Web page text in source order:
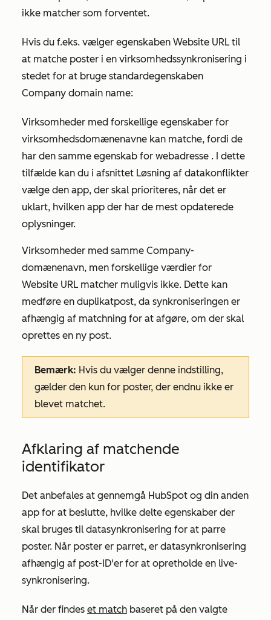
ikke matcher som forventet.
Hvis du f.eks. vælger egenskaben Website URL til
at matche poster i en virksomhedssynkronisering i
stedet for at bruge standardegenskaben
Company domain name:
Virksomheder med forskellige egenskaber for
virksomhedsdomænenavne kan matche, fordi de
har den samme egenskab for webadresse . I dette
tilfælde kan du i afsnittet Løsning af datakonflikter
vælge den app, der skal prioriteres, når det er
uklart, hvilken app der har de mest opdaterede
oplysninger.
Virksomheder med samme Company-
domænenavn, men forskellige værdier for
Website URL matcher muligvis ikke. Dette kan
medføre en duplikatpost, da synkroniseringen er
afhængig af matchning for at afgøre, om der skal
oprettes en ny post.
Bemærk: Hvis du vælger denne indstilling,
gælder den kun for poster, der endnu ikke er
blevet matchet.
Afklaring af matchende
identifikator
Det anbefales at gennemgå HubSpot og din anden
app for at beslutte, hvilke delte egenskaber der
skal bruges til datasynkronisering for at parre
poster. Når poster er parret, er datasynkronisering
afhængig af post-ID'er for at opretholde en live-
synkronisering.
Når der findes et match baseret på den valgte